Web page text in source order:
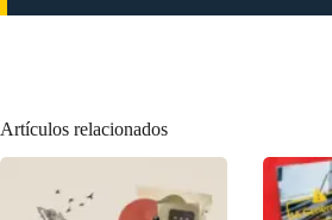
Artículos relacionados